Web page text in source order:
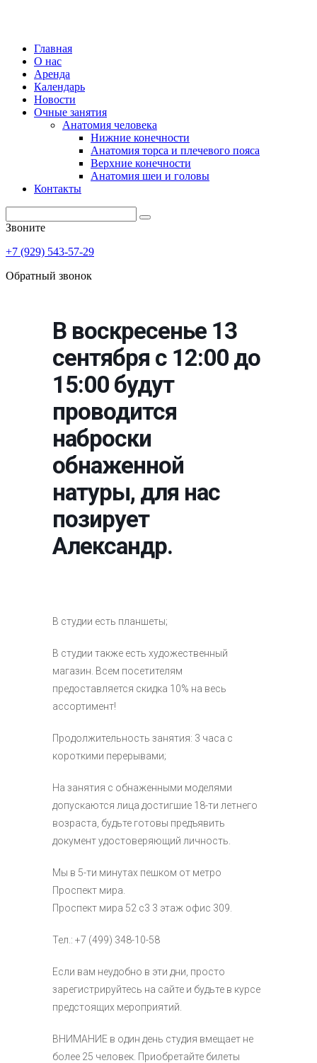
Главная
О нас
Аренда
Календарь
Новости
Очные занятия
Анатомия человека
Нижние конечности
Анатомия торса и плечевого пояса
Верхние конечности
Анатомия шеи и головы
Контакты
Звоните
+7 (929) 543-57-29
Обратный звонок
В воскресенье 13
сентября с 12:00 до
15:00 будут
проводится
наброски
обнаженной
натуры, для нас
позирует
Александр.
В студии есть планшеты;
В студии также есть художественный
магазин. Всем посетителям
предоставляется скидка 10% на весь
ассортимент!
Продолжительность занятия: 3 часа с
короткими перерывами;
На занятия с обнаженными моделями
допускаются лица достигшие 18-ти летнего
возраста, будьте готовы предъявить
документ удостоверяющий личность.
Мы в 5-ти минутах пешком от метро
Проспект мира.
Проспект мира 52 с3 3 этаж офис 309.
Тел.: +7 (499) 348-10-58
Если вам неудобно в эти дни, просто
зарегистрируйтесь на сайте и будьте в курсе
предстоящих мероприятий.
ВНИМАНИЕ в один день студия вмещает не
более 25 человек. Приобретайте билеты